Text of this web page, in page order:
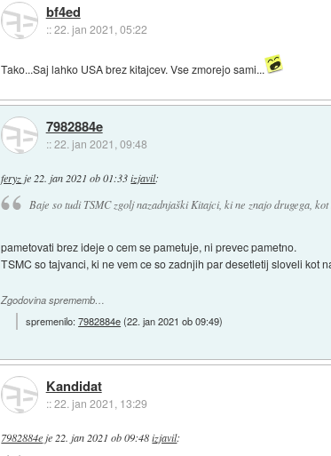
bf4ed
::22. jan 2021, 05:22
Tako...Saj lahko USA brez kitajcev. Vse zmorejo sami...
7982884e
::22. jan 2021, 09:48
feryz je 22. jan 2021 ob 01:33 izjavil:
Baje so tudi TSMC zgolj nazadnjaški Kitajci, ki ne znajo drugega,
pametovati brez ideje o cem se pametuje, ni prevec pametno.
TSMC so tajvanci, ki ne vem ce so zadnjih par desetletij sloveli kot
Zgodovina sprememb…
spremenilo:7982884e(22. jan 2021 ob 09:49)
Kandidat
::22. jan 2021, 13:29
7982884e je 22. jan 2021 ob 09:48 izjavil: